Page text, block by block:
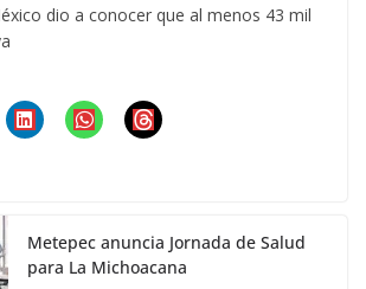
dio a conocer que al menos 43 mil
Metepec anuncia Jornada de Salud
para La Michoacana